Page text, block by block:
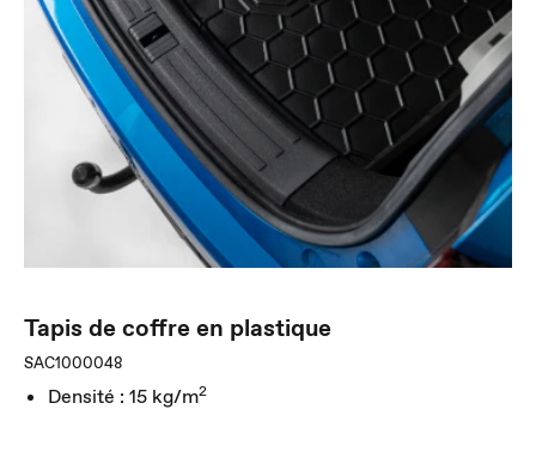
Tapis de coffre en plastique
SAC1000048
Densité : 15 kg/m2